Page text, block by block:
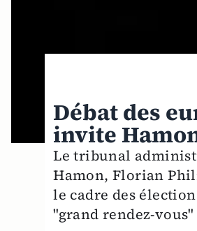
Débat des
invite
Le tribunal
Hamon, Florian
le cadre des
"grand rendez-